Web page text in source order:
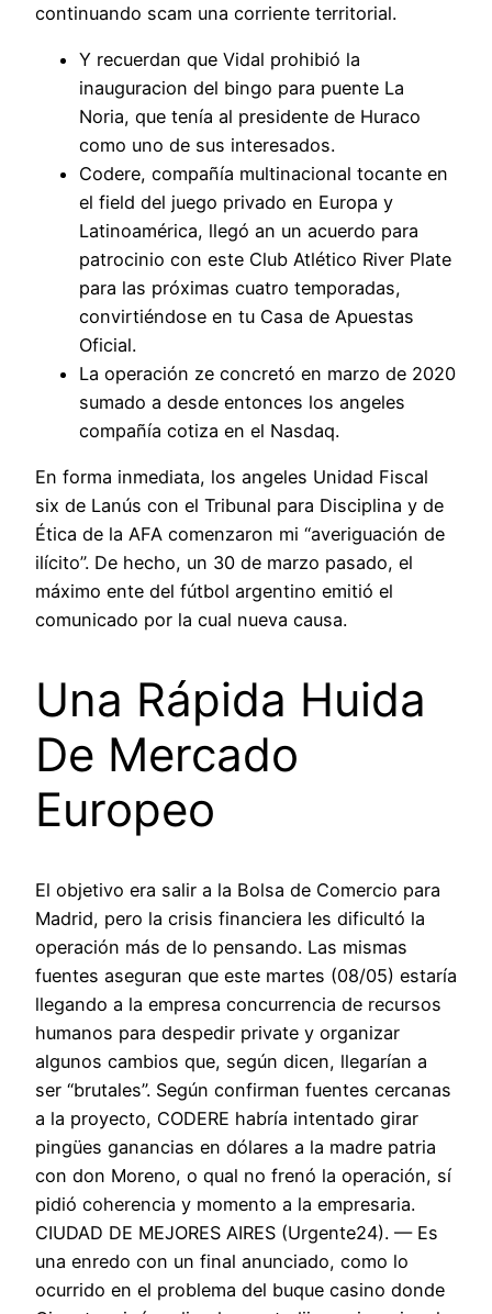
continuando scam una corriente territorial.
Y recuerdan que Vidal prohibió la
inauguracion del bingo para puente La
Noria, que tenía al presidente de Huraco
como uno de sus interesados.
Codere, compañía multinacional tocante en
el field del juego privado en Europa y
Latinoamérica, llegó an un acuerdo para
patrocinio con este Club Atlético River Plate
para las próximas cuatro temporadas,
convirtiéndose en tu Casa de Apuestas
Oficial.
La operación ze concretó en marzo de 2020
sumado a desde entonces los angeles
compañía cotiza en el Nasdaq.
En forma inmediata, los angeles Unidad Fiscal
six de Lanús con el Tribunal para Disciplina y de
Ética de la AFA comenzaron mi “averiguación de
ilícito”. De hecho, un 30 de marzo pasado, el
máximo ente del fútbol argentino emitió el
comunicado por la cual nueva causa.
Una Rápida Huida
De Mercado
Europeo
El objetivo era salir a la Bolsa de Comercio para
Madrid, pero la crisis financiera les dificultó la
operación más de lo pensando. Las mismas
fuentes aseguran que este martes (08/05) estaría
llegando a la empresa concurrencia de recursos
humanos para despedir private y organizar
algunos cambios que, según dicen, llegarían a
ser “brutales”. Según confirman fuentes cercanas
a la proyecto, CODERE habría intentado girar
pingües ganancias en dólares a la madre patria
con don Moreno, o qual no frenó la operación, sí
pidió coherencia y momento a la empresaria.
CIUDAD DE MEJORES AIRES (Urgente24). — Es
una enredo con un final anunciado, como lo
ocurrido en el problema del buque casino donde